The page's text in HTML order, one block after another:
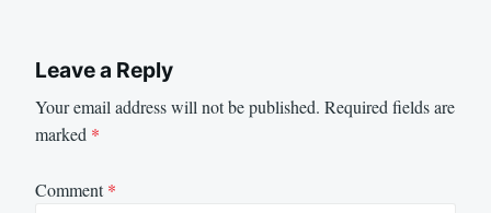
Leave a Reply
Your email address will not be published. Required fields are
marked *
Comment*